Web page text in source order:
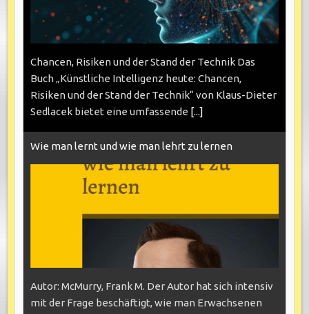
Chancen, Risiken und der Stand der Technik Das
Buch „Künstliche Intelligenz heute: Chancen,
Risiken und der Stand der Technik“ von Klaus-Dieter
Sedlacek bietet eine umfassende [...]
Wie man lernt und wie man lehrt zu lernen
Autor: McMurry, Frank M. Der Autor hat sich intensiv
mit der Frage beschäftigt, wie man Erwachsenen